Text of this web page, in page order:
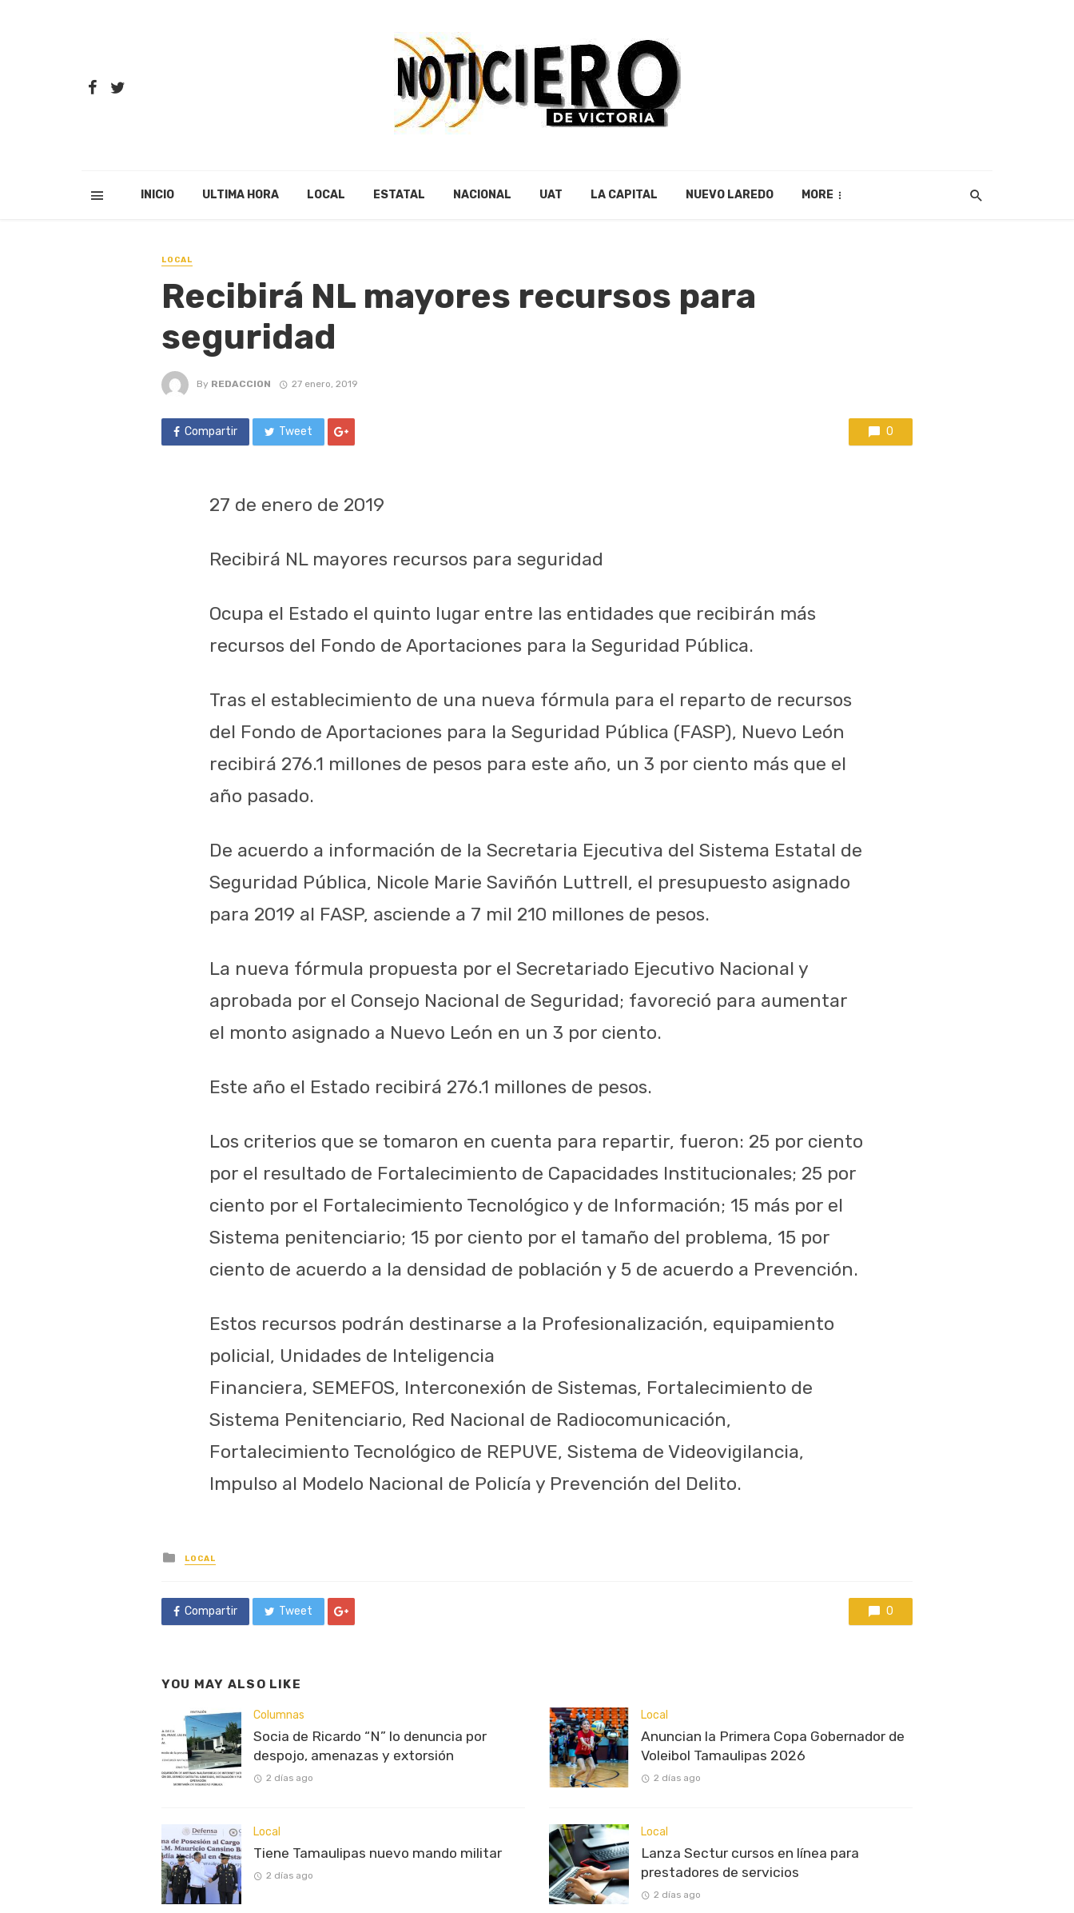
INICIO ULTIMA HORA LOCAL ESTATAL NACIONAL UAT LA CAPITAL NUEVO LAREDO MORE
LOCAL
Recibirá NL mayores recursos para
seguridad
By REDACCION 27 enero, 2019
Compartir Tweet 0
27 de enero de 2019
Recibirá NL mayores recursos para seguridad
Ocupa el Estado el quinto lugar entre las entidades que recibirán más
recursos del Fondo de Aportaciones para la Seguridad Pública.
Tras el establecimiento de una nueva fórmula para el reparto de recursos
del Fondo de Aportaciones para la Seguridad Pública (FASP), Nuevo León
recibirá 276.1 millones de pesos para este año, un 3 por ciento más que el
año pasado.
De acuerdo a información de la Secretaria Ejecutiva del Sistema Estatal de
Seguridad Pública, Nicole Marie Saviñón Luttrell, el presupuesto asignado
para 2019 al FASP, asciende a 7 mil 210 millones de pesos.
La nueva fórmula propuesta por el Secretariado Ejecutivo Nacional y
aprobada por el Consejo Nacional de Seguridad; favoreció para aumentar
el monto asignado a Nuevo León en un 3 por ciento.
Este año el Estado recibirá 276.1 millones de pesos.
Los criterios que se tomaron en cuenta para repartir, fueron: 25 por ciento
por el resultado de Fortalecimiento de Capacidades Institucionales; 25 por
ciento por el Fortalecimiento Tecnológico y de Información; 15 más por el
Sistema penitenciario; 15 por ciento por el tamaño del problema, 15 por
ciento de acuerdo a la densidad de población y 5 de acuerdo a Prevención.
Estos recursos podrán destinarse a la Profesionalización, equipamiento
policial, Unidades de Inteligencia
Financiera, SEMEFOS, Interconexión de Sistemas, Fortalecimiento de
Sistema Penitenciario, Red Nacional de Radiocomunicación,
Fortalecimiento Tecnológico de REPUVE, Sistema de Videovigilancia,
Impulso al Modelo Nacional de Policía y Prevención del Delito.
Posted
in
LOCAL
Compartir Tweet 0
YOU MAY ALSO LIKE
Columnas
Socia de Ricardo “N” lo denuncia por
despojo, amenazas y extorsión
2 días ago
Local
Tiene Tamaulipas nuevo mando militar
2 días ago
Local
Anuncian la Primera Copa Gobernador de
Voleibol Tamaulipas 2026
2 días ago
Local
Lanza Sectur cursos en línea para
prestadores de servicios
2 días ago